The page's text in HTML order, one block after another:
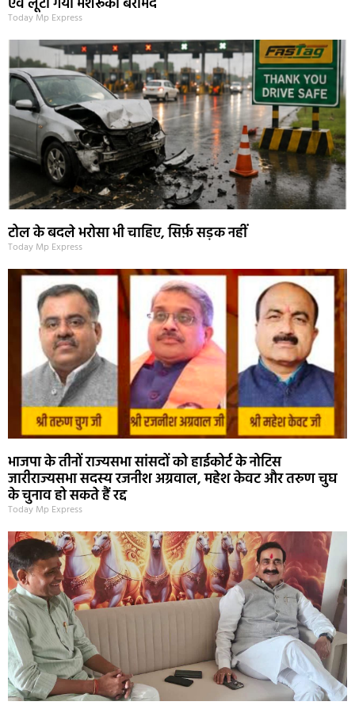
Today Mp Express
टोल के बदले भरोसा भी चाहिए, सिर्फ़ सड़क नहीं
Today Mp Express
भाजपा के तीनों राज्यसभा सांसदों को हाईकोर्ट के नोटिस
जारीराज्यसभा सदस्य रजनीश अग्रवाल, महेश केवट और तरुण चुघ
के चुनाव हो सकते हैं रद्द
Today Mp Express